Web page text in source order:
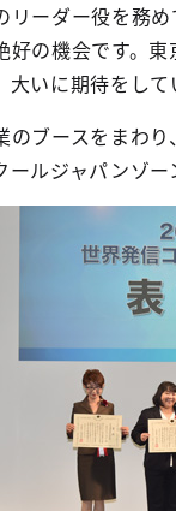
リーダー役を務
好の機会です。
いに期待をして
ブースをまわ
ルジャパンゾ